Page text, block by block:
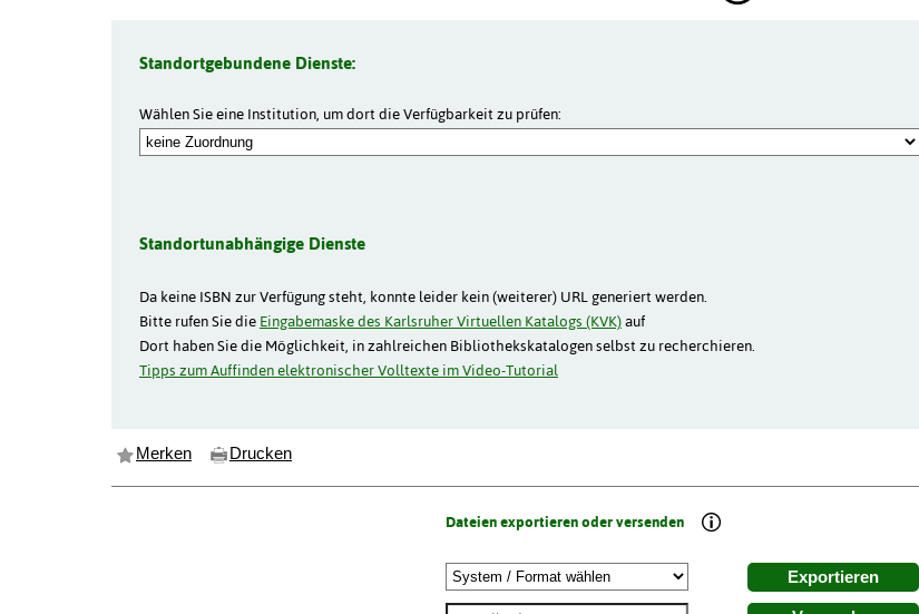
Standortgebundene Dienste:
Wählen Sie eine Institution, um dort die Verfügbarkeit zu prüfen:
Standortunabhängige Dienste
Da keine ISBN zur Verfügung steht, konnte leider kein (weiterer) URL generiert werden.
Bitte rufen Sie die Eingabemaske des Karlsruher Virtuellen Katalogs (KVK)auf
Dort haben Sie die Möglichkeit, in zahlreichen Bibliothekskatalogen selbst zu recherchieren.
Tipps zum Auffinden elektronischer Volltexte im Video-Tutorial
Merken Drucken
Dateien exportieren oder versenden
Exportieren